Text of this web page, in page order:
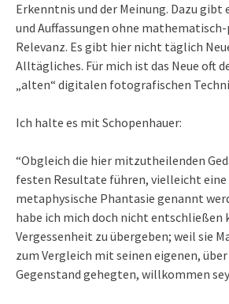
Erkenntnis und der Meinung. Dazu gibt
und Auffassungen ohne
Relevanz. Es gibt hier nicht täglich
Alltägliches. Für mich ist das Neue oft
„alten“ digitalen fotografischen
Ich halte es mit Schopenhauer:
“Obgleich die hier mitzutheilenden
festen Resultate führen, vielleicht
metaphysische Phantasie genannt
habe ich mich doch nicht entschließen
Vergessenheit zu übergeben; weil sie
zum Vergleich mit seinen eigenen,
Gegenstand gehegten, willkommen